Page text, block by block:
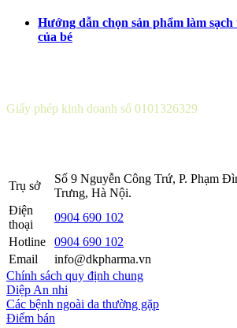
Hướng dẫn chọn sản phẩm làm
của bé
Giấy phép kinh doanh số 0101326329
Trụ sở
Số 9 Nguyễn Công Trứ, P. Phạm
Trưng, Hà Nội.
Điện
thoại
0904 690 102
Hotline
0904 690 102
Email
info@dkpharma.vn
Chính sách quy định chung
Diệp An nhi
Các bệnh ngoài da thường gặp
Điểm bán